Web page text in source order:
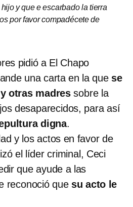
y que e escarbado la tierra
por favor compadécete de
pidió a El Chapo
una carta en la que se
otras madres sobre la
desaparecidos, para así
digna.
y los actos en favor de
el líder criminal, Ceci
que ayude a las
reconoció que su acto le